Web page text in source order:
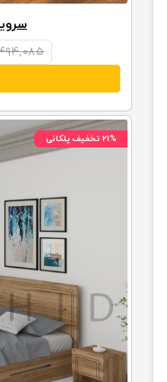
۱۹۱,۴۹۴,۰۸۵
۲۱% تخفیف پلکانی